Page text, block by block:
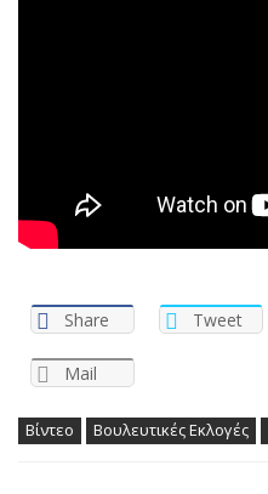
Share Tweet
Mail
Βίντεο Βουλευτικές Εκλογές